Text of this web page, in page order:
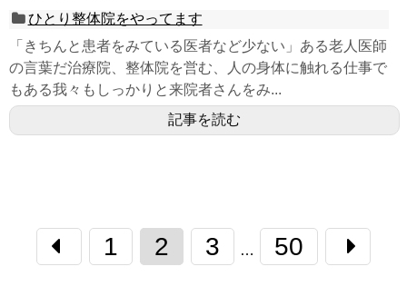
ひとり整体院をやってます
「きちんと患者をみている医者など少ない」ある老人医師
の言葉だ治療院、整体院を営む、人の身体に触れる仕事で
もある我々もしっかりと来院者さんをみ...
記事を読む
1 2 3 … 50